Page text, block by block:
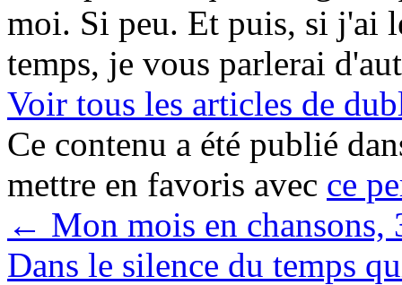
moi. Si peu. Et puis, si j'ai
temps, je vous parlerai
Voir tous les articles de
Ce contenu a été publié
mettre en favoris avec ce
← Mon mois en chansons,
Dans le silence du temps